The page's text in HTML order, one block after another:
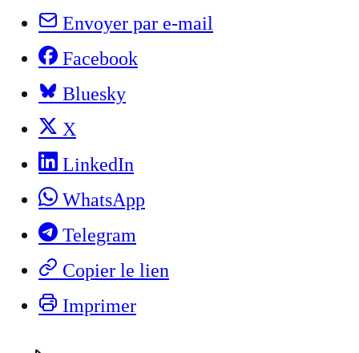
Envoyer par e-mail
Facebook
Bluesky
X
LinkedIn
WhatsApp
Telegram
Copier le lien
Imprimer